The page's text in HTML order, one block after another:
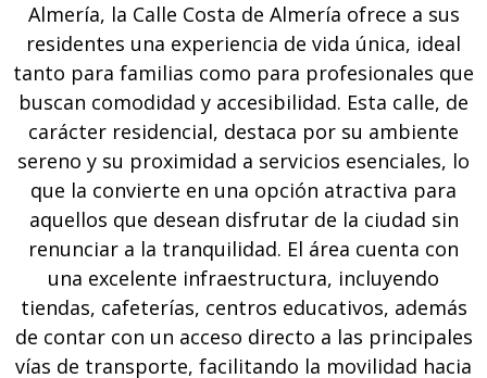
Almería, la Calle Costa de Almería ofrece a sus
residentes una experiencia de vida única, ideal
tanto para familias como para profesionales que
buscan comodidad y accesibilidad. Esta calle, de
carácter residencial, destaca por su ambiente
sereno y su proximidad a servicios esenciales, lo
que la convierte en una opción atractiva para
aquellos que desean disfrutar de la ciudad sin
renunciar a la tranquilidad. El área cuenta con
una excelente infraestructura, incluyendo
tiendas, cafeterías, centros educativos, además
de contar con un acceso directo a las principales
vías de transporte, facilitando la movilidad hacia